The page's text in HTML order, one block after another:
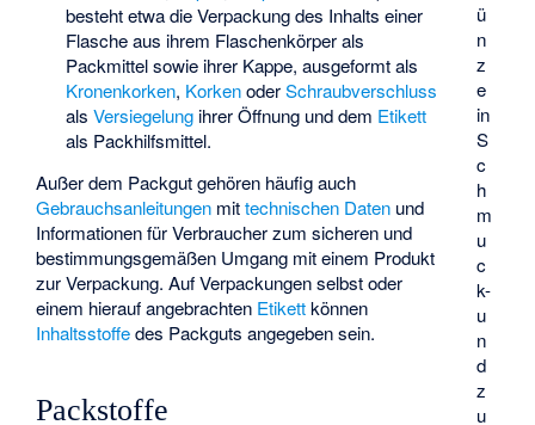
ü
n
z
e
in
S
c
h
m
u
c
k-
u
n
d
z
u
besteht etwa die Verpackung des Inhalts einer
Flasche aus ihrem Flaschenkörper als
Packmittel sowie ihrer Kappe, ausgeformt als
Kronenkorken, KorkenoderSchraubverschluss
als Versiegelungihrer Öffnung und dem Etikett
als Packhilfsmittel.
Außer dem Packgut gehören häufig auch
Gebrauchsanleitungen mittechnischen Daten und
Informationen für Verbraucher zum sicheren und
bestimmungsgemäßen Umgang mit einem Produkt
zur Verpackung. Auf Verpackungen selbst oder
einem hierauf angebrachten Etikettkönnen
Inhaltsstoffedes Packguts angegeben sein.
Packstoffe